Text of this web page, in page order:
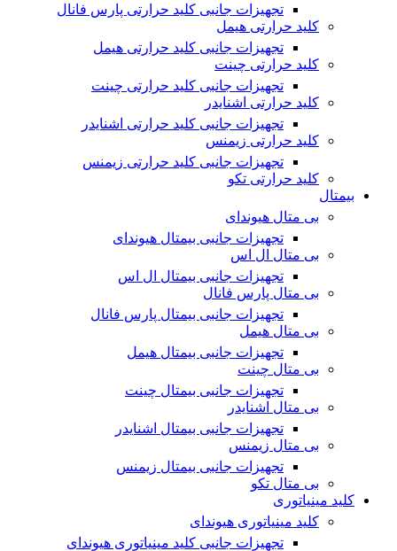
تجهیزات جانبی کلید حرارتی پارس فانال
کلید حرارتی هیمل
تجهیزات جانبی کلید حرارتی هیمل
کلید حرارتی چینت
تجهیزات جانبی کلید حرارتی چینت
کلید حرارتی اشنایدر
تجهیزات جانبی کلید حرارتی اشنایدر
کلید حرارتی زیمنس
تجهیزات جانبی کلید حرارتی زیمنس
کلید حرارتی تکو
بیمتال
بی متال هیوندای
تجهیزات جانبی بیمتال هیوندای
بی متال ال اس
تجهیزات جانبی بیمتال ال اس
بی متال پارس فانال
تجهیزات جانبی بیمتال پارس فانال
بی متال هیمل
تجهیزات جانبی بیمتال هیمل
بی متال چینت
تجهیزات جانبی بیمتال چینت
بی متال اشنایدر
تجهیزات جانبی بیمتال اشنایدر
بی متال زیمنس
تجهیزات جانبی بیمتال زیمنس
بی متال تکو
کلید مینیاتوری
کلید مینیاتوری هیوندای
تجهیزات جانبی کلید مینیاتوری هیوندای